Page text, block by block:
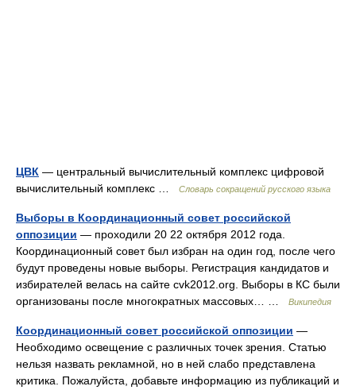
ЦВК — центральный вычислительный комплекс цифровой
вычислительный комплекс …
Словарь сокращений русского языка
Выборы в Координационный совет российской
оппозиции — проходили 20 22 октября 2012 года.
Координационный совет был избран на один год, после чего
будут проведены новые выборы. Регистрация кандидатов и
избирателей велась на сайте cvk2012.org. Выборы в КС были
организованы после многократных массовых… …
Википедия
Координационный совет российской оппозиции —
Необходимо освещение с различных точек зрения. Статью
нельзя назвать рекламной, но в ней слабо представлена
критика. Пожалуйста, добавьте информацию из публикаций и